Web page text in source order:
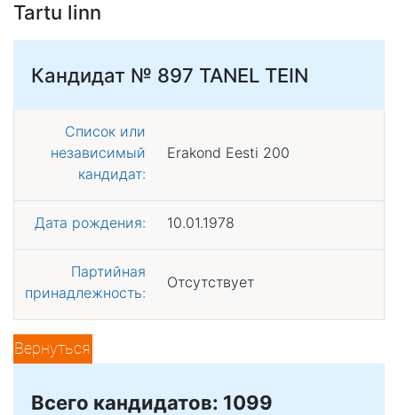
Tartu linn
Кандидат № 897 TANEL TEIN
Список или
независимый
кандидат:
Erakond Eesti 200
Дата рождения: 10.01.1978
Партийная
принадлежность:
Отсутствует
Вернуться
Всего кандидатов: 1099